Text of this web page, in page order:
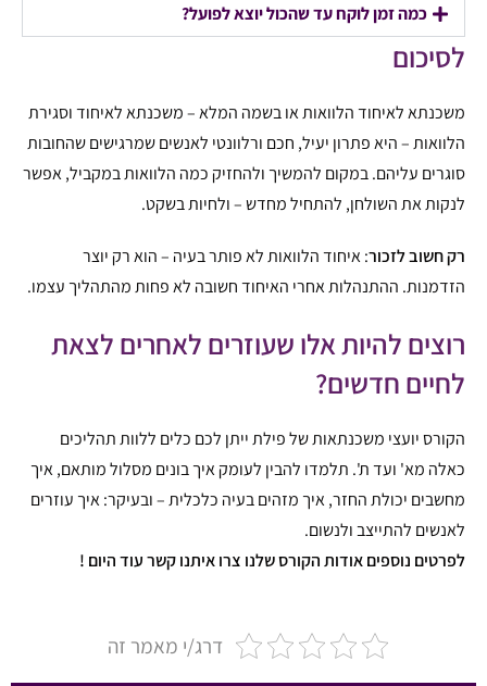
כמה זמן לוקח עד שהכול יוצא לפועל?
לסיכום
משכנתא לאיחוד הלוואות או בשמה המלא – משכנתא לאיחוד וסגירת
הלוואות – היא פתרון יעיל, חכם ורלוונטי לאנשים שמרגישים שהחובות
סוגרים עליהם. במקום להמשיך ולהחזיק כמה הלוואות במקביל, אפשר
לנקות את השולחן, להתחיל מחדש – ולחיות בשקט.
רק חשוב לזכור: איחוד הלוואות לא פותר בעיה – הוא רק יוצר
הזדמנות. ההתנהלות אחרי האיחוד חשובה לא פחות מהתהליך עצמו.
רוצים להיות אלו שעוזרים לאחרים לצאת
לחיים חדשים?
הקורס יועצי משכנתאות של פילת ייתן לכם כלים ללוות תהליכים
כאלה מא' ועד ת'. תלמדו להבין לעומק איך בונים מסלול מותאם, איך
מחשבים יכולת החזר, איך מזהים בעיה כלכלית – ובעיקר: איך עוזרים
לאנשים להתייצב ולנשום.
לפרטים נוספים אודות הקורס שלנו צרו איתנו קשר עוד היום !
דרג/י מאמר זה